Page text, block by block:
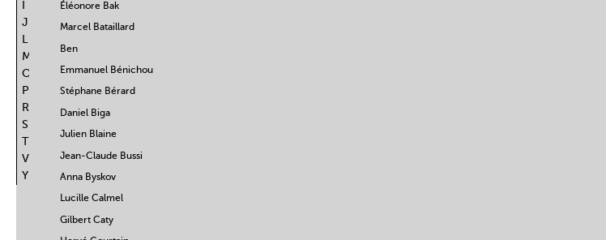
J
L
M
O
P
R
S
V
Y
Éléonore Bak
Marcel Bataillard
Ben
Emmanuel Bénichou
Stéphane Bérard
Daniel Biga
Julien Blaine
Jean-Claude Bussi
Anna Byskov
Lucille Calmel
Gilbert Caty